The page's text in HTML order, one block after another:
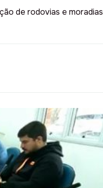
de rodovias e moradias